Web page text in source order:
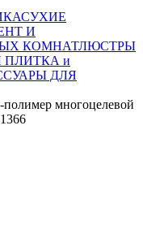
СУХИЕ
И
КОМНАТЛЮСТРЫ
ПЛИТКА и
ДЛЯ
многоцелевой